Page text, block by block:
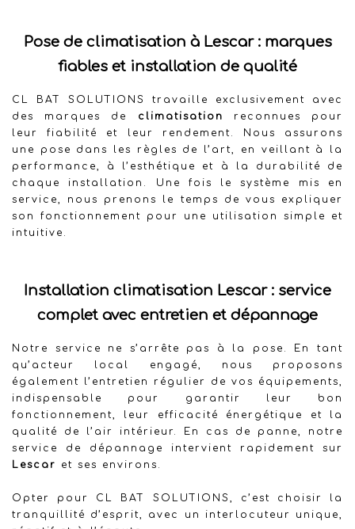
Pose de climatisation à Lescar : marques
fiables et installation de qualité
CL BAT SOLUTIONS travaille exclusivement avec
des marques de climatisation
reconnues pour
leur fiabilité et leur rendement. Nous assurons
une pose dans les règles de l’art, en veillant à la
performance, à l’esthétique et à la durabilité de
chaque installation. Une fois le système mis en
service, nous prenons le temps de vous expliquer
son fonctionnement pour une utilisation simple et
intuitive.
Installation climatisation Lescar : service
complet avec entretien et dépannage
Notre service ne s’arrête pas à la pose. En tant
qu’acteur local engagé, nous proposons
également l’entretien régulier de vos équipements,
indispensable pour garantir leur bon
fonctionnement, leur efficacité énergétique et la
qualité de l’air intérieur. En cas de panne, notre
service de dépannage intervient rapidement sur
Lescar
et ses environs.
Opter pour CL BAT SOLUTIONS, c’est choisir la
tranquillité d’esprit, avec un interlocuteur unique,